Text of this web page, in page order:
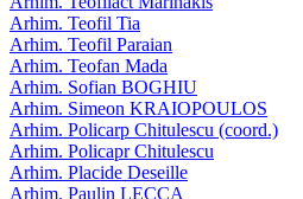
Arhim. Teofil Tia
Arhim. Teofil Paraian
Arhim. Teofan Mada
Arhim. Sofian BOGHIU
Arhim. Simeon KRAIOPOULOS
Arhim. Policarp Chitulescu (coord.)
Arhim. Policapr Chitulescu
Arhim. Placide Deseille
Arhim. Paulin LECCA